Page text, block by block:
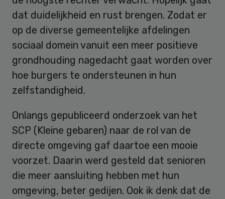
dat duidelijkheid en rust brengen. Zodat er
op de diverse gemeentelijke afdelingen
sociaal domein vanuit een meer positieve
grondhouding nagedacht gaat worden over
hoe burgers te ondersteunen in hun
zelfstandigheid.
Onlangs gepubliceerd onderzoek van het
SCP (Kleine gebaren) naar de rol van de
directe omgeving gaf daartoe een mooie
voorzet. Daarin werd gesteld dat senioren
die meer aansluiting hebben met hun
omgeving, beter gedijen. Ook ik denk dat de